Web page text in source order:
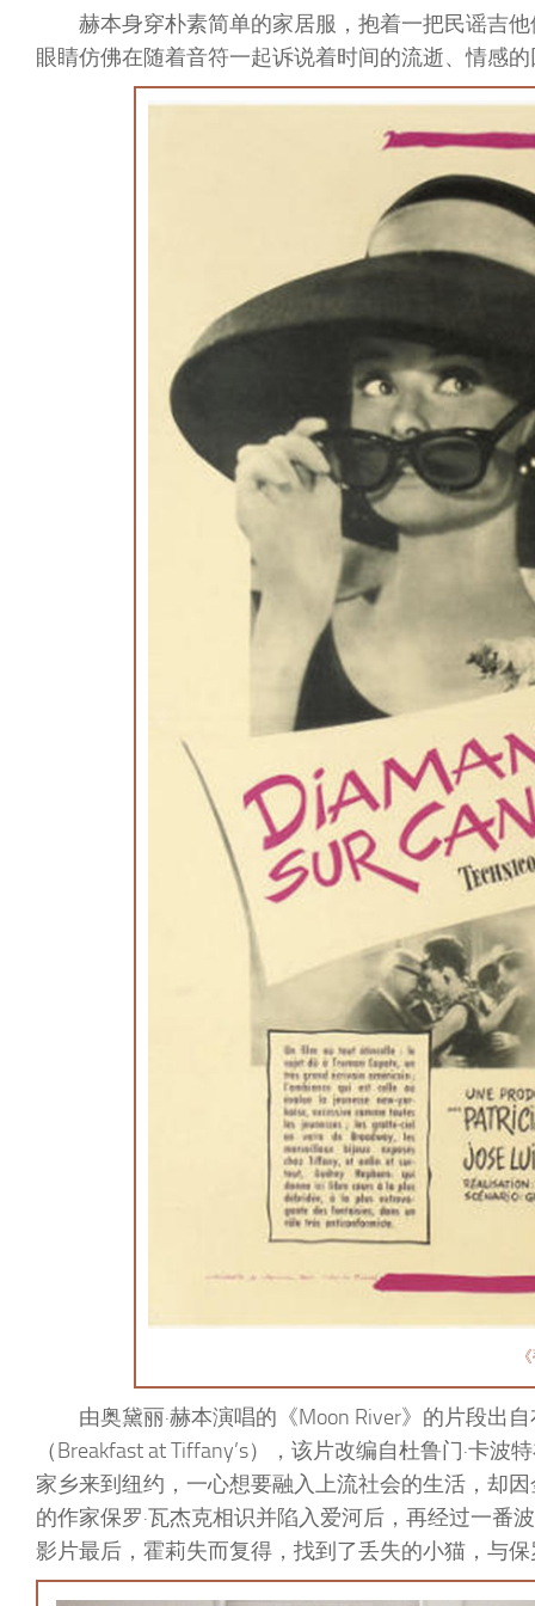
赫本身穿朴素简单的家居服，抱着一把民谣吉
眼睛仿佛在随着音符一起诉说着时间的流逝、情感
由奥黛丽·赫本演唱的《Moon River》的片段出
（Breakfast at Tiffany’s），该片改编自杜鲁门·卡
家乡来到纽约，一心想要融入上流社会的生活，却
的作家保罗·瓦杰克相识并陷入爱河后，再经过一番
影片最后，霍莉失而复得，找到了丢失的小猫，与